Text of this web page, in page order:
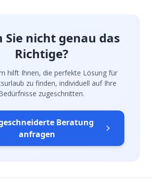
Sie nicht genau das
Richtige?
hilft Ihnen, die perfekte Lösung für
zu finden, individuell auf Ihre
zugeschnitten.
Beratung
anfragen